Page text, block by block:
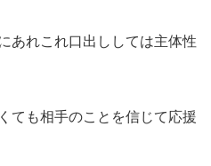
あれこれ口出ししては主体性
ても相手のことを信じて応援